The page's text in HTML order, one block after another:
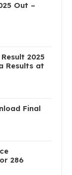
Out –
2025
Results at
Final
286